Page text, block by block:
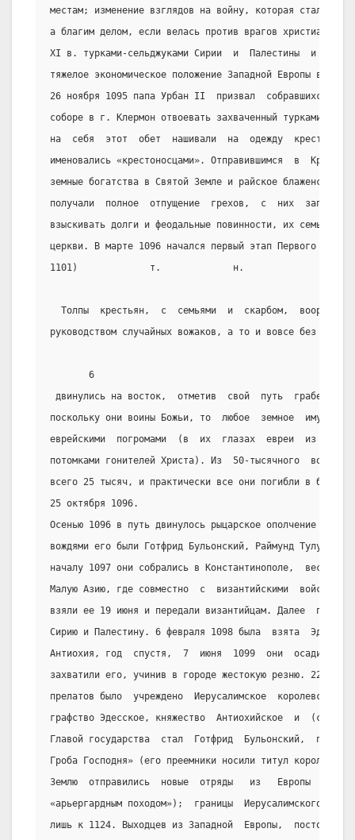
местам; изменение взглядов на войну, которая стала
а благим делом, если велась против врагов
XI в. турками-сельджуками Сирии  и  Палестины  и
тяжелое экономическое положение Западной Европы во
26 ноября 1095 папа Урбан II  призвал  собравшихся  на
соборе в г. Клермон отвоевать захваченный турками
на  себя  этот  обет  нашивали  на  одежду  кресты
именовались «крестоносцами». Отправившимся  в
земные богатства в Святой Земле и райское блаженство
получали  полное  отпущение  грехов,  с  них
взыскивать долги и феодальные повинности, их семьи
церкви. В марте 1096 начался первый этап Первого
1101)             т.             н.              поход
Толпы  крестьян,  с  семьями  и  скарбом,
руководством случайных вожаков, а то и вовсе без них,
       6
двинулись на восток,  отметив  свой  путь
поскольку они воины Божьи, то  любое  земное
еврейскими  погромами  (в  их  глазах  евреи  из
потомками гонителей Христа). Из  50-тысячного  войска
всего 25 тысяч, и практически все они погибли в битве
25 октября 1096.
Осенью 1096 в путь двинулось рыцарское ополчение из
вождями его были Готфрид Бульонский, Раймунд
началу 1097 они собрались в Константинополе,  весной
Малую Азию, где совместно  с  византийскими  войсками
взяли ее 19 июня и передали византийцам. Далее  путь
Сирию и Палестину. 6 февраля 1098 была  взята
Антиохия, год  спустя,  7  июня  1099  они  осадили
захватили его, учинив в городе жестокую резню. 22
прелатов было  учреждено  Иерусалимское  королевство,
графство Эдесское, княжество  Антиохийское  и  (с
Главой государства  стал  Готфрид  Бульонский,
Гроба Господня» (его преемники носили титул
Землю  отправились  новые  отряды   из   Европы
«арьергардным походом»);  границы  Иерусалимского
лишь к 1124. Выходцев из Западной  Европы,  постоянно